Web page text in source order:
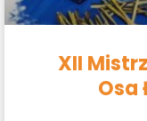
XII
Osa